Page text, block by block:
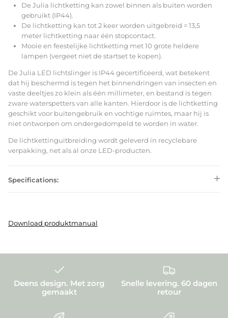
De Julia lichtketting kan zowel binnen als buiten worden
gebruikt (IP44).
De lichtketting kan tot 2 keer worden uitgebreid = 13,5
meter lichtketting naar één stopcontact.
Mooie en feestelijke lichtketting met 10 grote heldere
lampen (vergeet niet de startset te kopen).
De Julia LED lichtslinger is IP44 gecertificeerd, wat betekent
dat hij beschermd is tegen het binnendringen van insecten en
vaste deeltjes zo klein als één millimeter, en bestand is tegen
zware waterspetters van alle kanten. Hierdoor is de lichtketting
geschikt voor buitengebruik en vochtige ruimtes, maar hij is
niet ontworpen om ondergedompeld te worden in water.
De lichtkettinguitbreiding wordt geleverd in recyclebare
verpakking, net als al onze LED-producten.
Specifications:
Download produktmanual
Deens design. Met zorg
gemaakt
Snelle levering. 60 dagen
retour